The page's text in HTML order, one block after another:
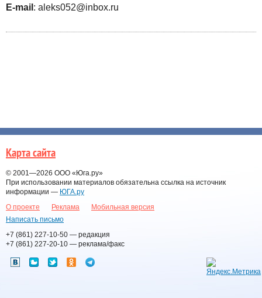
E-mail : aleks052@inbox.ru
Карта сайта
© 2001—2026 ООО «Юга.ру»
При использовании материалов обязательна ссылка на источник
информации — ЮГА.ру
О проекте
Реклама
Мобильная версия
Написать письмо
+7 (861) 227-10-50 — редакция
+7 (861) 227-20-10 — реклама/факс